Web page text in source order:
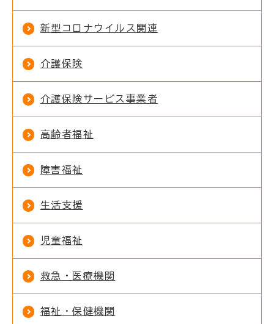
新型コロナウイルス関連
介護保険
介護保険サービス事業者
高齢者福祉
障害福祉
生活支援
児童福祉
救急・医療機関
福祉・保健機関